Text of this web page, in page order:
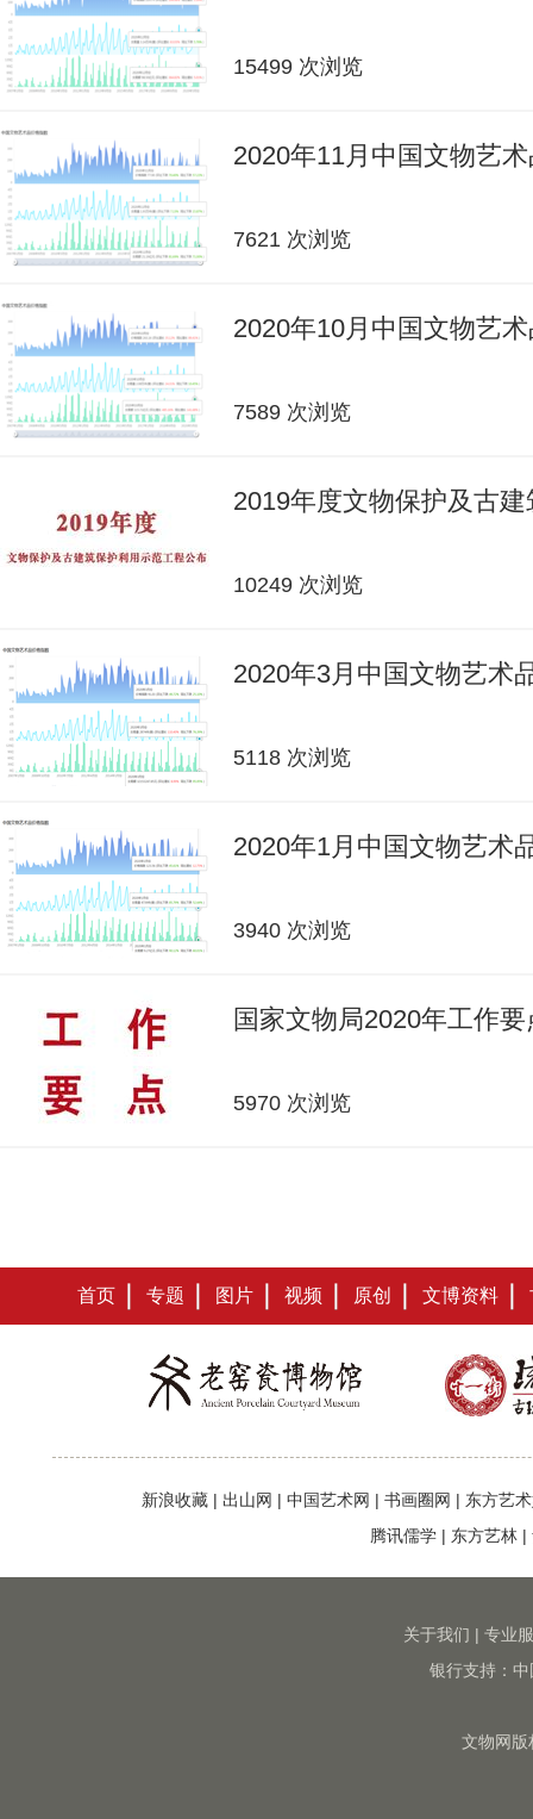
15499 次浏览
2020年11月中国文物艺
7621 次浏览
2020年10月中国文物艺
7589 次浏览
2019年度文物保护及古
10249 次浏览
2020年3月中国文物艺术
5118 次浏览
2020年1月中国文物艺术
3940 次浏览
国家文物局2020年工作要
5970 次浏览
首页 专题 图片 视频 原创 文博资料
新浪收藏 | 出山网 | 中国艺术网 | 书画圈网 | 东方艺
腾讯儒学 | 东方艺林 |
关于我们 | 专业
银行支持：
文物网